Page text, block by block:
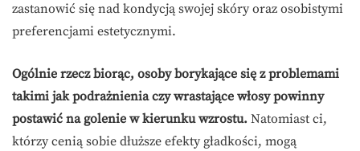
zastanowić się nad kondycją swojej skóry oraz osobistymi
preferencjami estetycznymi.
Ogólnie rzecz biorąc, osoby borykające się z problemami
takimi jak podrażnienia czy wrastające włosy powinny
postawić na golenie w kierunku wzrostu. Natomiast ci,
którzy cenią sobie dłuższe efekty gładkości, mogą